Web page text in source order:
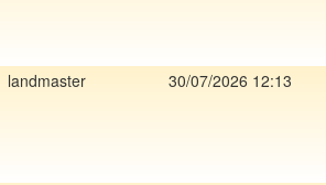
landmaster 30/07/2026 12:13